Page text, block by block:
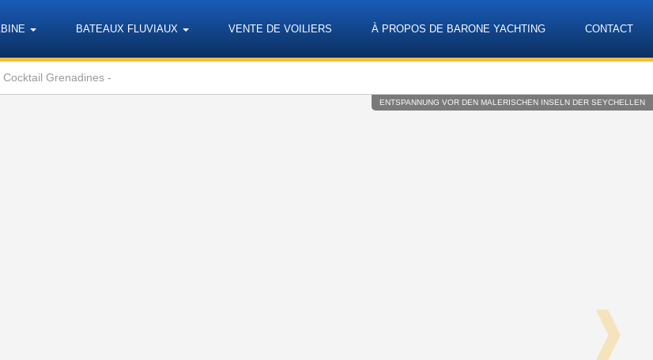
BATEAUX FLUVIAUX VENTE DE VOILIERS À PROPOS DE BARONE YACHTING CONTACT
Grenadines -
❱
ENTSPANNUNG VOR DEN MALERISCHEN INSELN DER SEYCHELLEN